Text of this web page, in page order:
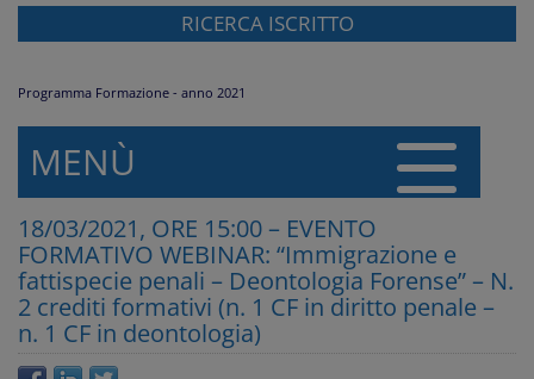
RICERCA ISCRITTO
Programma Formazione - anno 2021
MENÙ
18/03/2021, ORE 15:00 – EVENTO
FORMATIVO WEBINAR: “Immigrazione e
fattispecie penali – Deontologia Forense” – N.
2 crediti formativi (n. 1 CF in diritto penale –
n. 1 CF in deontologia)